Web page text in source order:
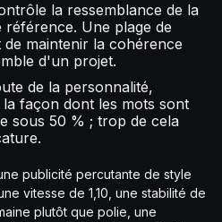
la ressemblance de la
Une plage de
maintenir la cohérence
d'un projet.
de la personnalité,
façon dont les mots sont
sous 50 % ; trop de cela
publicité percutante de style
vitesse de 1,10, une stabilité de
plutôt que polie, une